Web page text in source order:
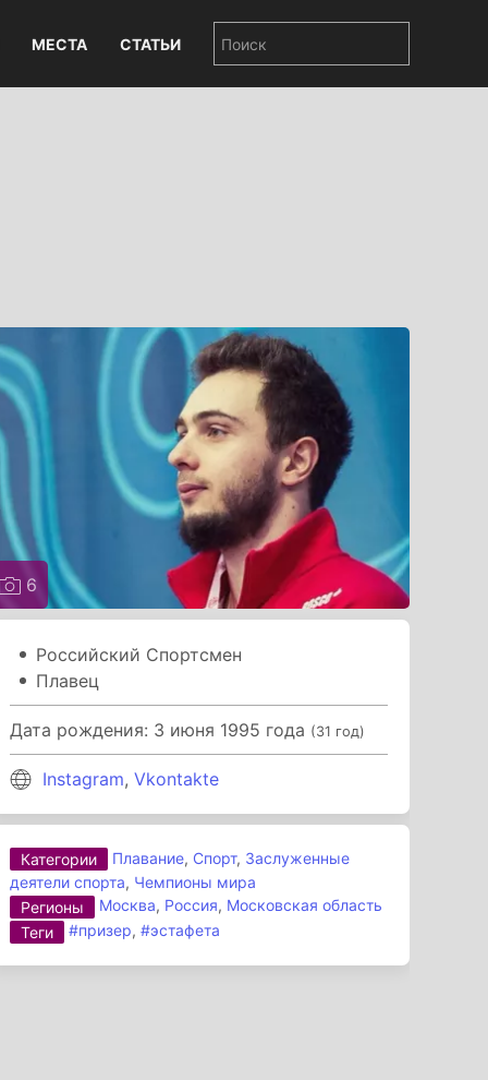
МЕСТА СТАТЬИ
6
Российский Спортсмен
Плавец
Дата рождения: 3 июня 1995 года (31 год)
Instagram,Vkontakte
Категории Плавание, Спорт, Заслуженные
деятели спорта, Чемпионы мира
Регионы
Москва, Россия, Московская область
Теги
#призер,#эстафета